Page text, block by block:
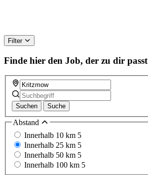
Filter
Finde hier den Job, der zu dir passt
Suchen Suche
Abstand
Innerhalb 10 km 5
Innerhalb 25 km 5
Innerhalb 50 km 5
Innerhalb 100 km 5